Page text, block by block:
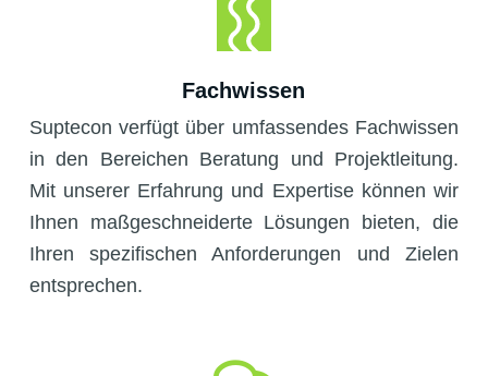
Fachwissen
Suptecon verfügt über umfassendes Fachwissen
in den Bereichen Beratung und Projektleitung.
Mit unserer Erfahrung und Expertise können wir
Ihnen maßgeschneiderte Lösungen bieten, die
Ihren spezifischen Anforderungen und Zielen
entsprechen.